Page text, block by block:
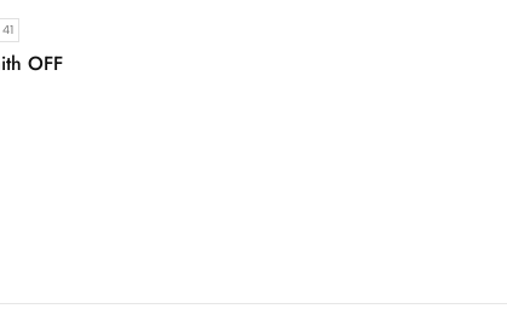
41
OFF